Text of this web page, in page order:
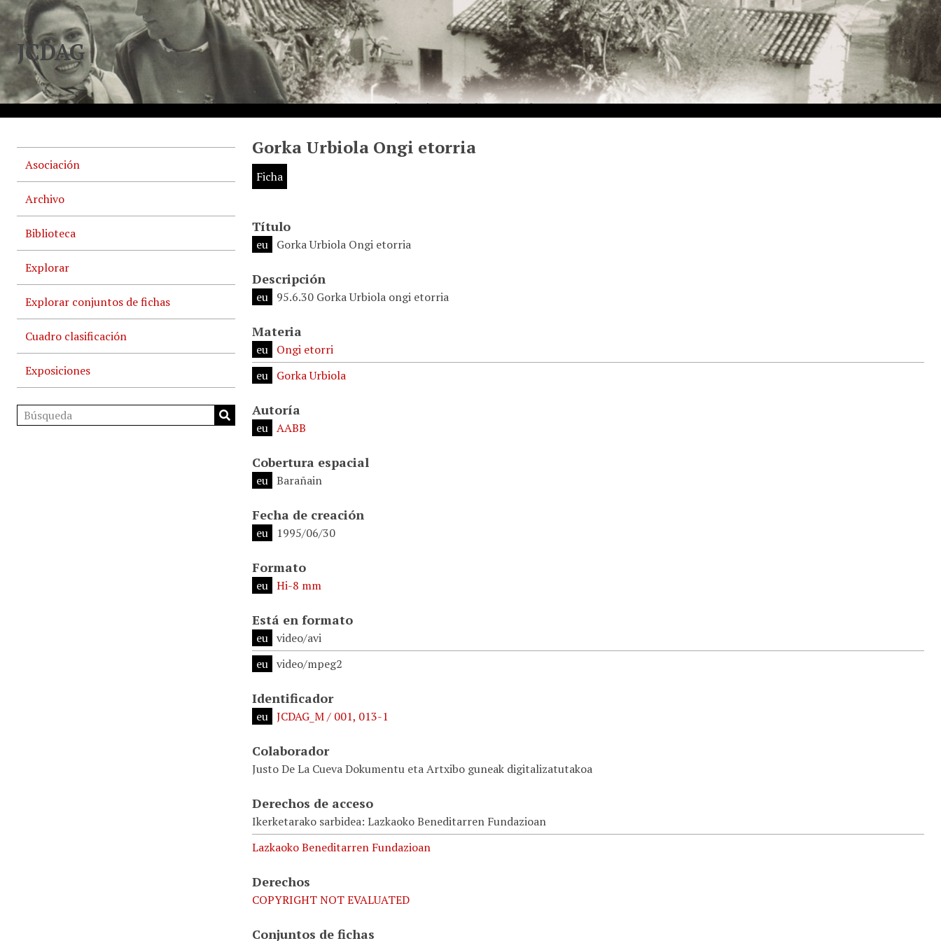
JCDAG
Asociación
Archivo
Biblioteca
Explorar
Explorar conjuntos de fichas
Cuadro clasificación
Exposiciones
Gorka Urbiola Ongi etorria
Ficha
Título
eu Gorka Urbiola Ongi etorria
Descripción
eu 95.6.30 Gorka Urbiola ongi etorria
Materia
eu Ongi etorri
eu Gorka Urbiola
Autoría
eu AABB
Cobertura espacial
eu Barañain
Fecha de creación
eu 1995/06/30
Formato
eu Hi-8 mm
Está en formato
eu video/avi
eu video/mpeg2
Identificador
eu JCDAG_M / 001, 013-1
Colaborador
Justo De La Cueva Dokumentu eta Artxibo guneak digitalizatutakoa
Derechos de acceso
Ikerketarako sarbidea: Lazkaoko Beneditarren Fundazioan
Lazkaoko Beneditarren Fundazioan
Derechos
COPYRIGHT NOT EVALUATED
Conjuntos de fichas